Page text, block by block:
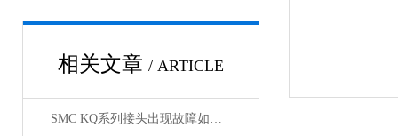
相关文章 / ARTICLE
SMC KQ系列接头出现故障如何处理，KQ接头原装正品